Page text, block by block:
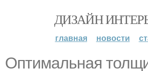
ДИЗАЙН
главная новости
Оптимальная